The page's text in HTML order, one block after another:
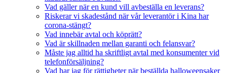
Vad gäller när en kund vill avbeställa en leverans?
Riskerar vi skadestånd när vår leverantör i Kina har
corona-stängt?
Vad innebär avtal och köprätt?
Vad är skillnaden mellan garanti och felansvar?
Måste jag alltid ha skriftligt avtal med konsumenter vid
telefonförsäljning?
Vad har jag för rättigheter när beställda halloweensaker